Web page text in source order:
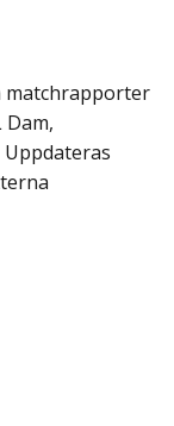
matchrapporter